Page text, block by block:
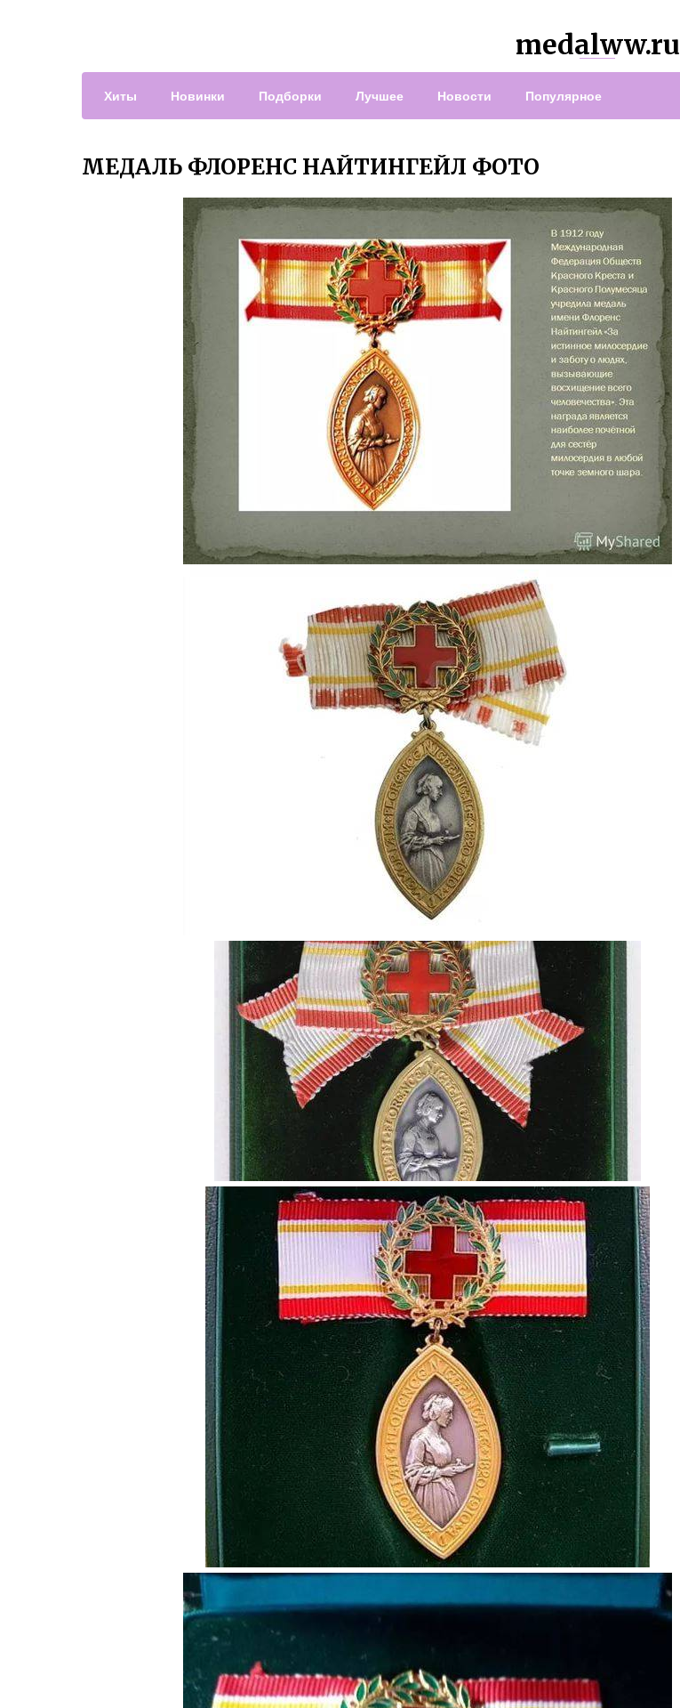
medalww.ru
Хиты Новинки Подборки Лучшее Новости Популярное
МЕДАЛЬ ФЛОРЕНС НАЙТИНГЕЙЛ ФОТО